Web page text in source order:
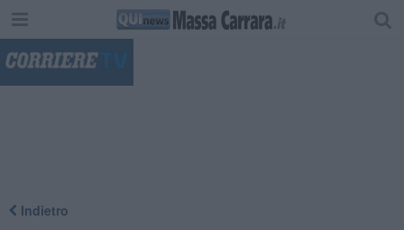
Indietro